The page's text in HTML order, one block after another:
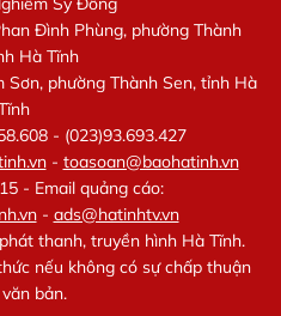
Đình Phùng, phường Thành
Hà Tĩnh
Sơn, phường Thành Sen, tỉnh Hà
- (023)93.693.427
- toasoan@baohatinh.vn
- Email quảng cáo:
- ads@hatinhtv.vn
thanh, truyền hình Hà Tĩnh.
nếu không có sự chấp thuận
bản.